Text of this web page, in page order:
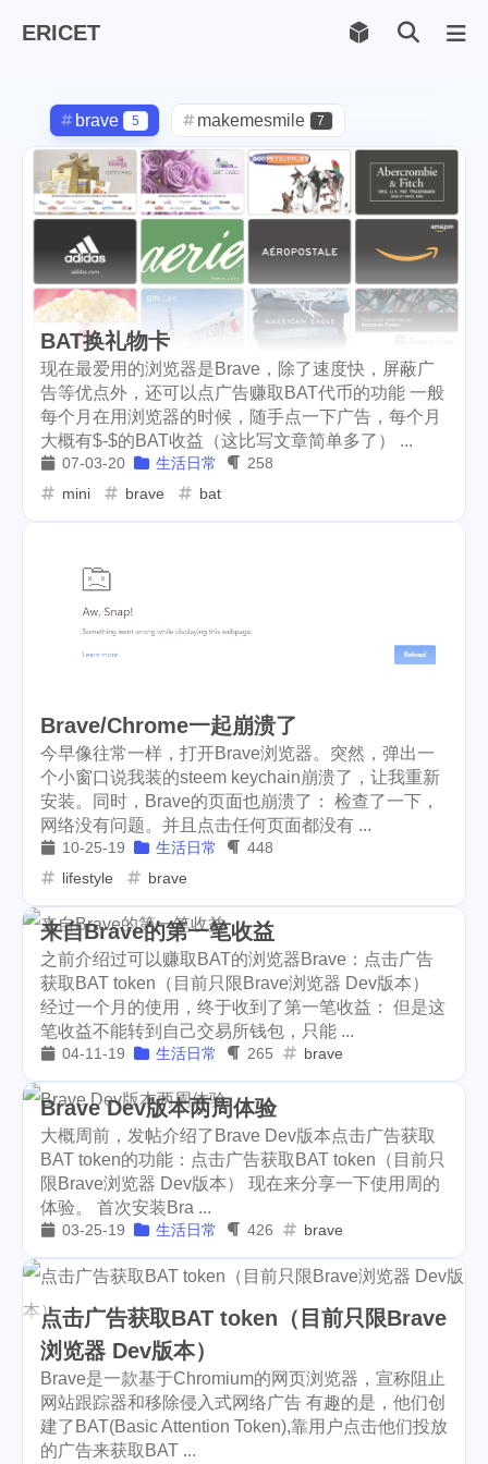
ERICET
makemesmile 7
life 599 photography 71
new-york 1 pot-luck 1
christmas 5 steem 38
checkin 1 2 check-in 3
red-packet 2 steemcn
gift 5 chinese 5 new-year 6
cny 1 lunar 2 snow 9
cars 1 lunch 4 weather 2
projector
band 2
money-tree
sprinkler 1 irrigation 1 ipo 2
asphalt 1 driveway
tryout 1 dentist 1 travel
icpunk 1
firework 5 lifestyle
mini 208 script 1 akash 19
userauthority 2 solidity 7
airdrop 26 flashbot 2
cryptocurrency 9 aaa
moraswap 1 neon
thanksgiving 2 Nemeton0KP4 1
steemmonsters 33 black-friday
challenge 11 food 35
assateague 1 maryland 3
high-point 1 florida 5
niagara-falls 3 softfork 1
matters 2
brave 5
BAT换礼物卡
现在最爱用的浏览器是Brave，除了速度快，屏蔽广
告等优点外，还可以点广告赚取BAT代币的功能 一般
每个月在用浏览器的时候，随手点一下广告，每个月
大概有$-$的BAT收益（这比写文章简单多了） ...
07-03-20 生活日常
258
mini
brave bat
Brave/Chrome一起崩溃了
今早像往常一样，打开Brave浏览器。突然，弹出一
个小窗口说我装的steem keychain崩溃了，让我重新
安装。同时，Brave的页面也崩溃了： 检查了一下，
网络没有问题。并且点击任何页面都没有 ...
10-25-19 生活日常
448
lifestyle
brave
来自Brave的第一笔收益
之前介绍过可以赚取BAT的浏览器Brave：点击广告
获取BAT token（目前只限Brave浏览器 Dev版本）
经过一个月的使用，终于收到了第一笔收益： 但是这
笔收益不能转到自己交易所钱包，只能 ...
04-11-19 生活日常 265 brave
Brave Dev版本两周体验
大概周前，发帖介绍了Brave Dev版本点击广告获取
BAT token的功能：点击广告获取BAT token（目前只
限Brave浏览器 Dev版本） 现在来分享一下使用周的
体验。 首次安装Bra ...
03-25-19 生活日常 426 brave
点击广告获取BAT token（目前只限Brave
浏览器 Dev版本）
Brave是一款基于Chromium的网页浏览器，宣称阻止
网站跟踪器和移除侵入式网络广告 有趣的是，他们创
建了BAT(Basic Attention Token),靠用户点击他们投放
的广告来获取BAT ...